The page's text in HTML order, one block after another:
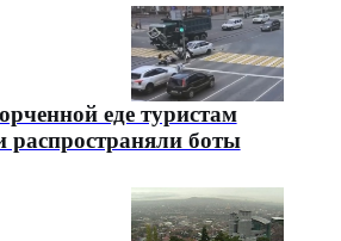
еде туристам
распространяли боты